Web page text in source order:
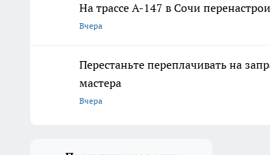
На трассе А-147 в Сочи
Вчера
Перестаньте переплачивать на
мастера
Вчера